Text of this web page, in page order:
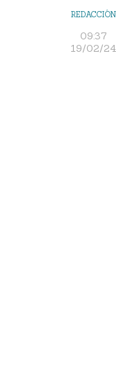
REDACCIÓN
09:37
19/02/24